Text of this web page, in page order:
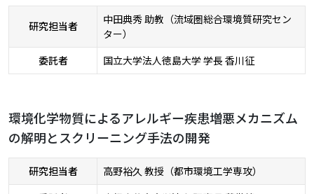
研究担当者
中田典秀 助教（流域圏総合環境質研究セン
ター）
委託者
国立大学法人徳島大学 学長 香川征
環境化学物質によるアレルギー疾患増悪メカニズム
の解明とスクリーニング手法の開発
研究担当者
高野裕久 教授（都市環境工学専攻）